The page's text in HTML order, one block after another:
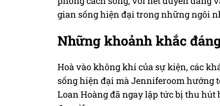
gian sống hiện đại trong những ngôi
Những khoảnh khắc
Hoà vào không khí của sự kiện, các
sống hiện đại mà Jenniferoom hướng
Loan Hoàng đã ngay lập tức bị thu